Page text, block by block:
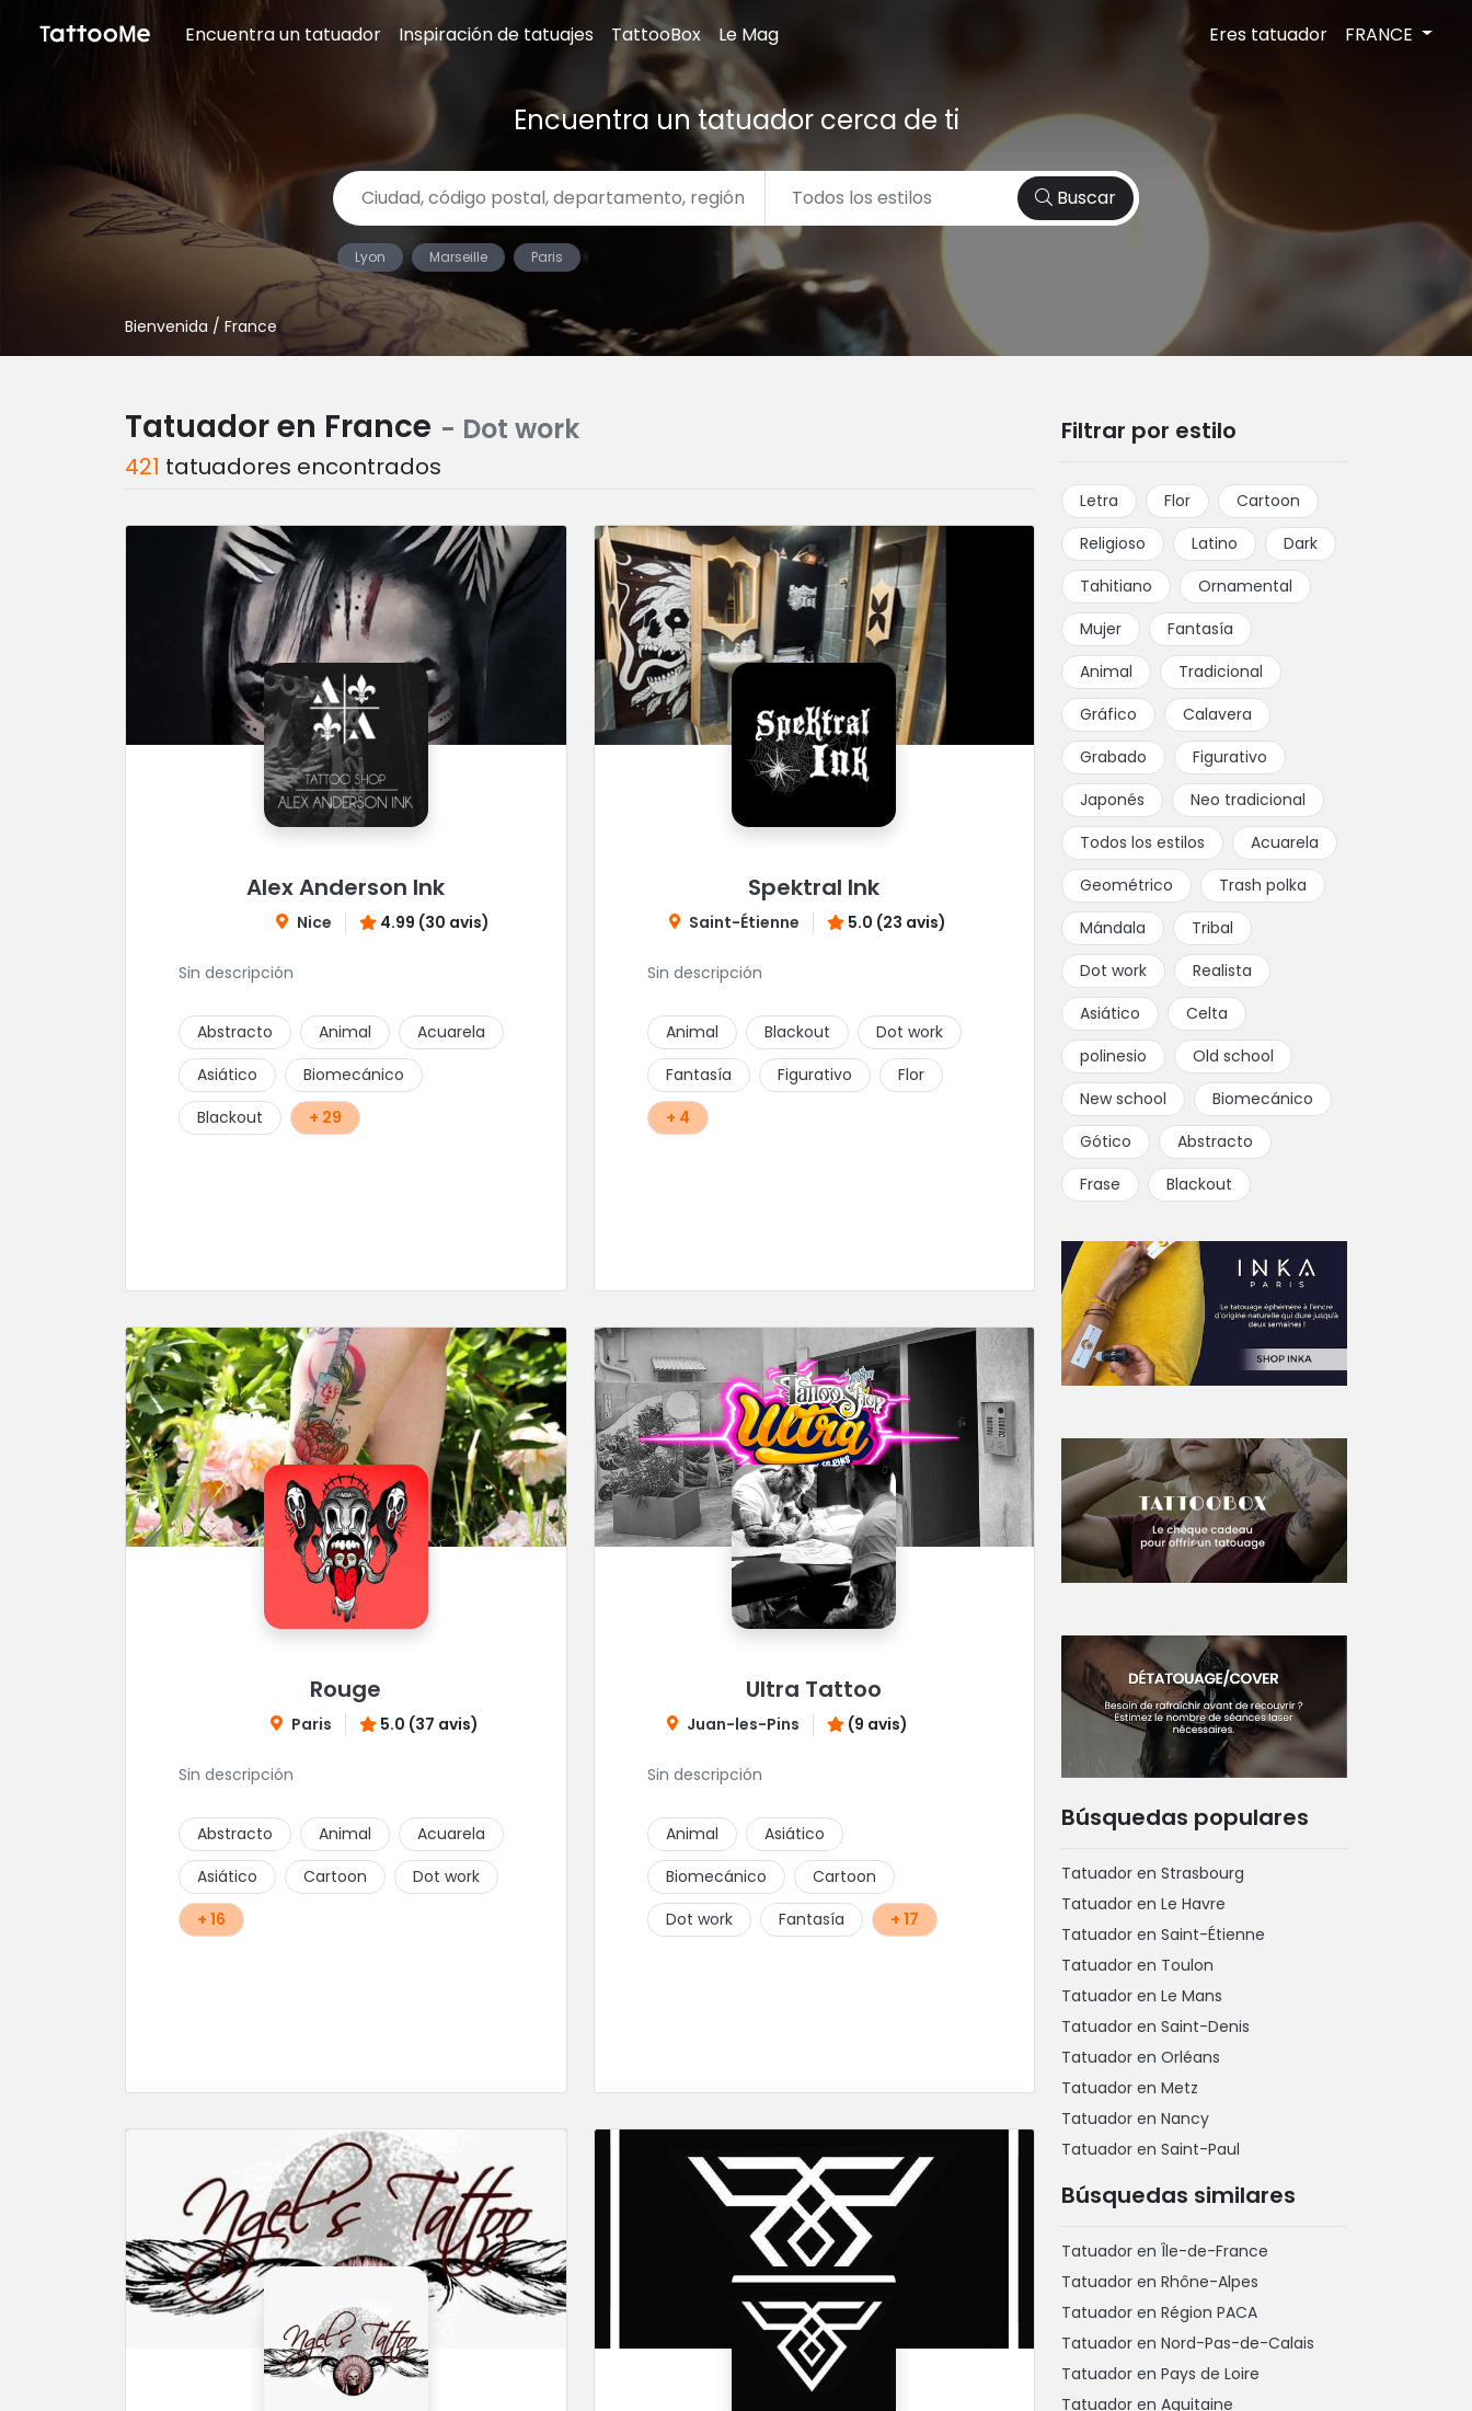
Encuentra un tatuador Inspiración de tatuajes TattooBox Le Mag Eres tatuador FRANCE
Encuentra un tatuador cerca de ti
Buscar
Lyon Marseille Paris
Bienvenida / France
Tatuador en France - Dot work
421 tatuadores encontrados
Alex Anderson Ink
Nice 4.99 (30 avis)
Sin descripción
Abstracto Animal
Acuarela
Asiático
Biomecánico
Blackout
+ 29
Spektral Ink
Saint-Étienne 5.0 (23 avis)
Sin descripción
Animal Blackout
Dot work
Fantasía
Figurativo
Flor
+ 4
Rouge
Paris 5.0 (37 avis)
Sin descripción
Abstracto Animal
Acuarela
Asiático
Cartoon
Dot work
+ 16
Ultra Tattoo
Juan-les-Pins (9 avis)
Sin descripción
Animal
Asiático
Biomecánico
Cartoon
Dot work
Fantasía + 17
Filtrar por estilo
Letra Flor
Cartoon
Religioso
Latino
Dark
Tahitiano
Ornamental
Mujer
Fantasía
Animal
Tradicional
Gráfico
Calavera
Grabado
Figurativo
Japonés
Neo tradicional
Todos los estilos
Acuarela
Geométrico
Trash polka
Mándala
Tribal
Dot work
Realista
Asiático
Celta
polinesio
Old school
New school
Biomecánico
Gótico
Abstracto
Frase
Blackout
Búsquedas populares
Tatuador en Strasbourg
Tatuador en Le Havre
Tatuador en Saint-Étienne
Tatuador en Toulon
Tatuador en Le Mans
Tatuador en Saint-Denis
Tatuador en Orléans
Tatuador en Metz
Tatuador en Nancy
Tatuador en Saint-Paul
Búsquedas similares
Tatuador en Île-de-France
Tatuador en Rhône-Alpes
Tatuador en Région PACA
Tatuador en Nord-Pas-de-Calais
Tatuador en Pays de Loire
Tatuador en Aquitaine